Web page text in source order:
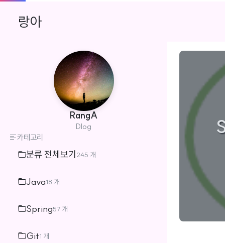
랑아
RangA
Dlog
카테고리
분류 전체보기 245 개
Java18 개
Spring57 개
Git1 개